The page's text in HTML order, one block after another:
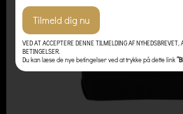
VED AT ACCEPTERE DENNE TILMELDING AF NYHEDSBREVET,
BETINGELSER.
Du kan læse de nye betingelser ved at trykke på dette link